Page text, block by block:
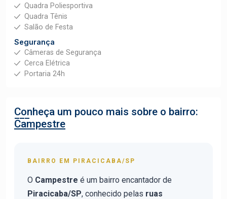
Quadra Poliesportiva
Quadra Tênis
Salão de Festa
Segurança
Câmeras de Segurança
Cerca Elétrica
Portaria 24h
Conheça um pouco mais sobre o bairro:
Campestre
BAIRRO EM PIRACICABA/SP
O Campestre é um bairro encantador de
Piracicaba/SP, conhecido pelas ruas